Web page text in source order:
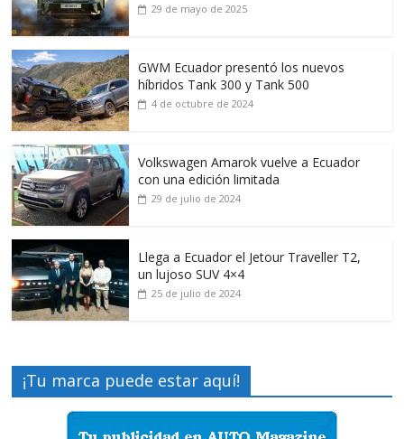
29 de mayo de 2025
GWM Ecuador presentó los nuevos
híbridos Tank 300 y Tank 500
4 de octubre de 2024
Volkswagen Amarok vuelve a Ecuador
con una edición limitada
29 de julio de 2024
Llega a Ecuador el Jetour Traveller T2,
un lujoso SUV 4×4
25 de julio de 2024
¡Tu marca puede estar aquí!